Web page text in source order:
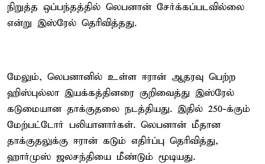
நிறுத்த ஒப்பந்தத்தில் லெபனான் சேர்க்கப்படவில்லை
என்று இஸ்ரேல் தெரிவித்தது.
மேலும், லெபனானில் உள்ள ஈரான் ஆதரவு பெற்ற
ஹிஸ்புல்லா இயக்கத்தினரை குறிவைத்து இஸ்ரேல்
கடுமையான தாக்குதலை நடத்தியது. இதில் 250-க்கும்
மேற்பட்டோர் பலியானார்கள். லெபனான் மீதான
தாக்குதலுக்கு ஈரான் கடும் எதிர்ப்பு தெரிவித்து,
ஹார்முஸ் ஜலசந்தியை மீண்டும் மூடியது.